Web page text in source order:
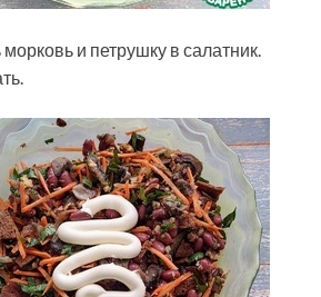
и петрушку в салатник.